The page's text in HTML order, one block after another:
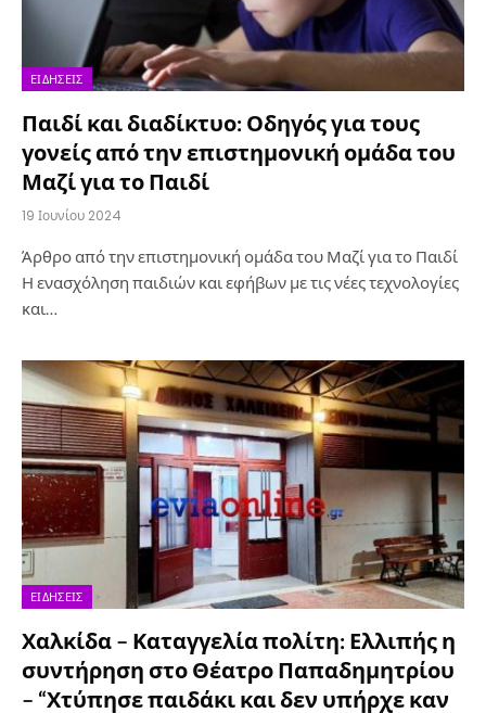
ΕΙΔΉΣΕΙΣ
Παιδί και διαδίκτυο: Οδηγός για τους
γονείς από την επιστημονική ομάδα του
Μαζί για το Παιδί
19 Ιουνίου 2024
Άρθρο από την επιστημονική ομάδα του Μαζί για το Παιδί
Η ενασχόληση παιδιών και εφήβων με τις νέες τεχνολογίες
και…
ΕΙΔΉΣΕΙΣ
Χαλκίδα – Καταγγελία πολίτη: Ελλιπής η
συντήρηση στο Θέατρο Παπαδημητρίου
– “Χτύπησε παιδάκι και δεν υπήρχε καν